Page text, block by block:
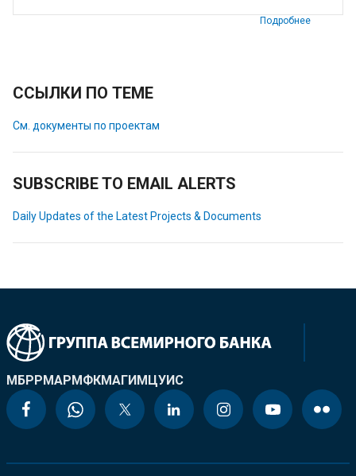
Подробнее
ССЫЛКИ ПО ТЕМЕ
См. документы по проектам
SUBSCRIBE TO EMAIL ALERTS
Daily Updates of the Latest Projects & Documents
МБРРМАРМФКМАГИМЦУИС